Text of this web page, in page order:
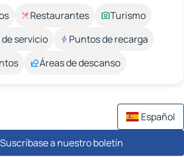
Restaurantes
Turismo
servicio
Puntos de recarga
Áreas de descanso
Español
Suscríbase a nuestro boletín